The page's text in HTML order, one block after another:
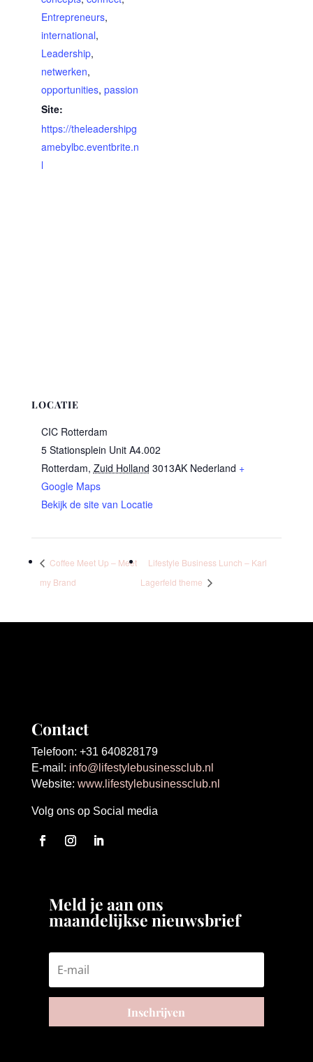
Entrepreneurs,
international,
Leadership,
netwerken,
opportunities, passion
Site:
https://theleadershipg
amebylbc.eventbrite.n
l
LOCATIE
CIC Rotterdam
5 Stationsplein Unit A4.002
Rotterdam, Zuid Holland 3013AK Nederland +
Google Maps
Bekijk de site van Locatie
Coffee Meet Up – Meet
my Brand
Lifestyle Business Lunch – Karl
Lagerfeld theme
Contact
Telefoon: +31 640828179
E-mail: info@lifestylebusinessclub.nl
Website: www.lifestylebusinessclub.nl
Volg ons op Social media
Meld je aan ons
maandelijkse nieuwsbrief
Inschrijven